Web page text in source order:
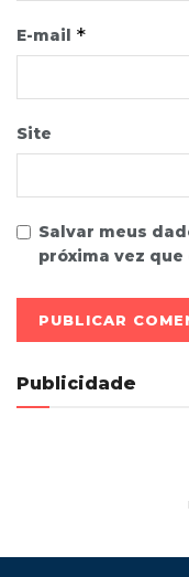
E-mail *
Site
Salvar meus
próxima vez
Publicidade